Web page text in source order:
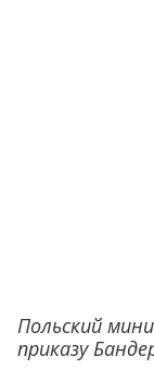
Польский
приказу